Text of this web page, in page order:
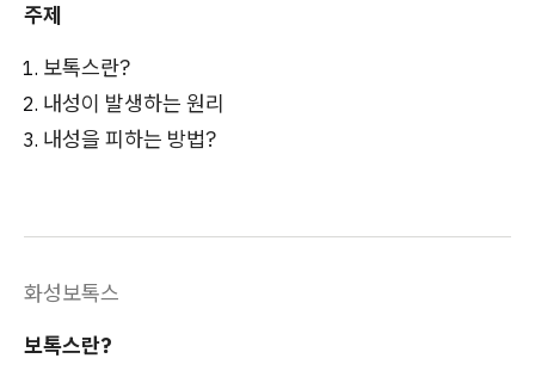
주제
보톡스란?
내성이 발생하는 원리
내성을 피하는 방법?
화성보톡스
보톡스란?